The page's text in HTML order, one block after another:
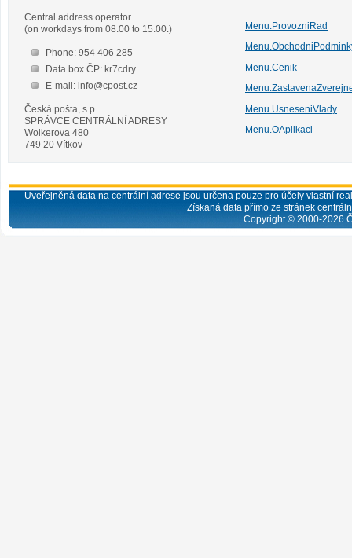
Central address operator
(on workdays from 08.00 to 15.00.)
Phone: 954 406 285
Data box ČP: kr7cdry
E-mail: info@cpost.cz
Česká pošta, s.p.
SPRÁVCE CENTRÁLNÍ ADRESY
Wolkerova 480
749 20 Vítkov
Menu.ProvozniRad
Menu.Cenik
Menu.UsneseniVlady
Menu.OAplikaci
Uveřejněná data na centrální adrese jsou určena pouze pro účely vlastní
Získaná data přímo ze stránek
Copyright © 2000-2026